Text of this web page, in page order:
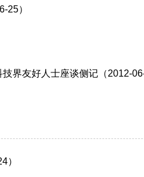
25）
界友好人士座谈侧记（2012-06-
）